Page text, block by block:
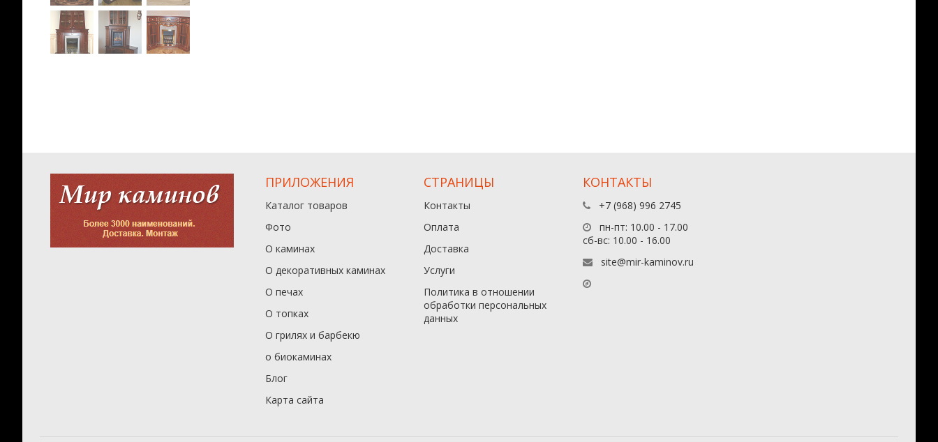
ПРИЛОЖЕНИЯ
Каталог товаров
Фото
О каминах
О декоративных каминах
О печах
О топках
О грилях и барбекю
о биокаминах
Блог
Карта сайта
СТРАНИЦЫ
Контакты
Оплата
Доставка
Услуги
Политика в отношении
обработки персональных
данныx
КОНТАКТЫ
+7 (968) 996 2745
пн-пт: 10.00 - 17.00
сб-вс: 10.00 - 16.00
site@mir-kaminov.ru